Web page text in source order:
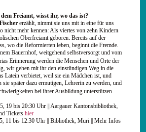
Freiamt, wisst ihr, wo das ist?
erzählt, nimmt sie uns mit in eine für uns
nicht mehr kennen: Als viertes von zehn Kindern
Oberfreiamt geboren. Bereits auf der
wo die Reformierten leben, beginnt die Fremde.
Bauernhof, weitgehend selbstversorgt und vom
Erinnerung werden die Menschen und Orte der
wir gehen mit ihr den einstündigen Weg in die
Latein verbietet, weil sie ein Mädchen ist, und
sie später dazu ermutigen, Lehrerin zu werden, und
bei ihrer Ausbildung unterstützen.
19 bis 20:30 Uhr || Aargauer Kantonsbibliothek,
Tickets hier
11 bis 12:30 Uhr || Bibliothek, Muri || Mehr Infos